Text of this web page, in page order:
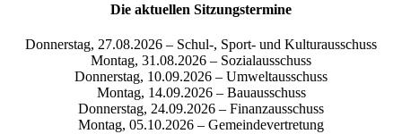
Die aktuellen Sitzungstermine
Donnerstag, 27.08.2026 – Schul-, Sport- und Kulturausschuss
Montag, 31.08.2026 – Sozialausschuss
Donnerstag, 10.09.2026 – Umweltausschuss
Montag, 14.09.2026 – Bauausschuss
Donnerstag, 24.09.2026 – Finanzausschuss
Montag, 05.10.2026 – Gemeindevertretung